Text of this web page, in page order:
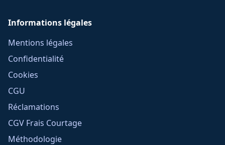
Informations légales
Mentions légales
Confidentialité
Cookies
CGU
Réclamations
CGV Frais Courtage
Méthodologie